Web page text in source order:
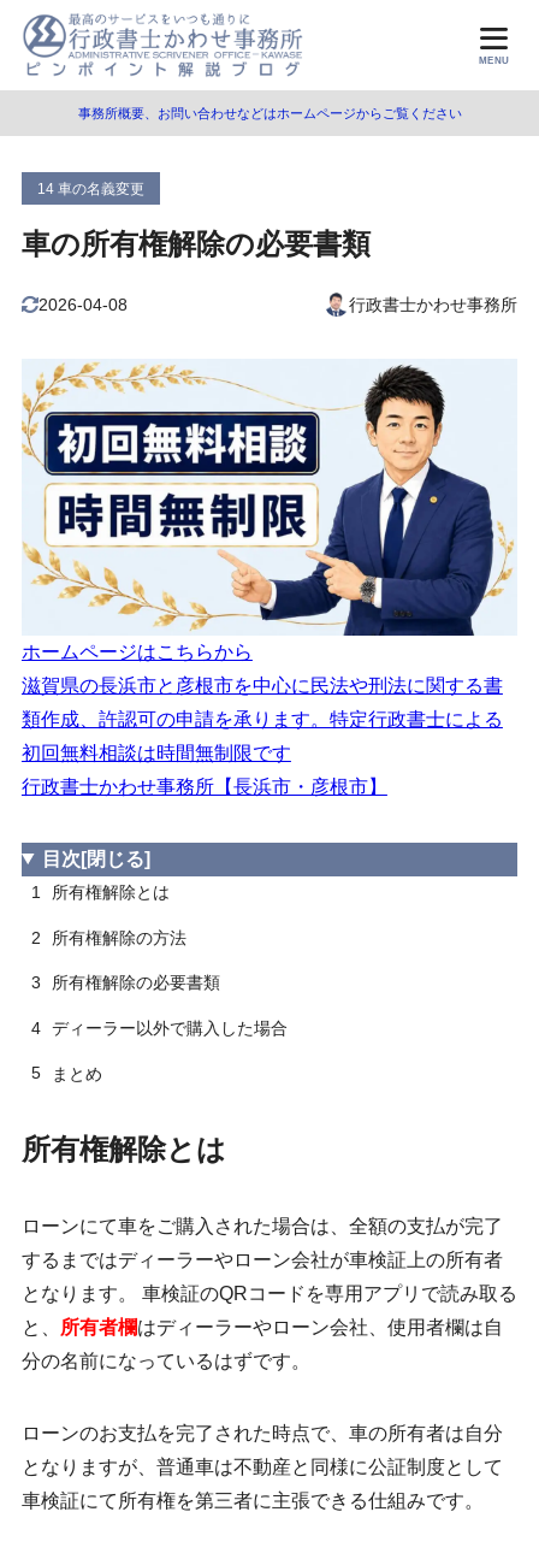
MENU
事務所概要、お問い合わせなどはホームページからご覧ください
14 車の名義変更
車の所有権解除の必要書類
2026-04-08 行政書士かわせ事務所
ホームページはこちらから
滋賀県の長浜市と彦根市を中心に民法や刑法に関する書
類作成、許認可の申請を承ります。特定行政書士による
初回無料相談は時間無制限です
行政書士かわせ事務所【長浜市・彦根市】
目次 [閉じる]
1 所有権解除とは
2 所有権解除の方法
3 所有権解除の必要書類
4 ディーラー以外で購入した場合
5 まとめ
所有権解除とは
ローンにて車をご購入された場合は、全額の支払が完了
するまではディーラーやローン会社が車検証上の所有者
となります。 車検証のQRコードを専用アプリで読み取る
と、 所有者欄はディーラーやローン会社、使用者欄は自
分の名前になっているはずです。
ローンのお支払を完了された時点で、車の所有者は自分
となりますが、普通車は不動産と同様に公証制度として
車検証にて所有権を第三者に主張できる仕組みです。
目次
1 所有権解除とは
2 所有権解除の方法
所有権解除の必要書類
4 ディーラー以外で購入した場合
5 まとめ